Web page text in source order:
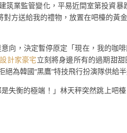
筑業監管變化，平易近間室第投資
方送給我的禮物，放置在吧檯的黃
向，決定暫停原定「現在，我的咖
設計家豪宅立刻將身邊所有的過期甜
為韓國“黑鷹”特技飛行扮演隊供給
失衡的極端！」林天秤突然跳上吧